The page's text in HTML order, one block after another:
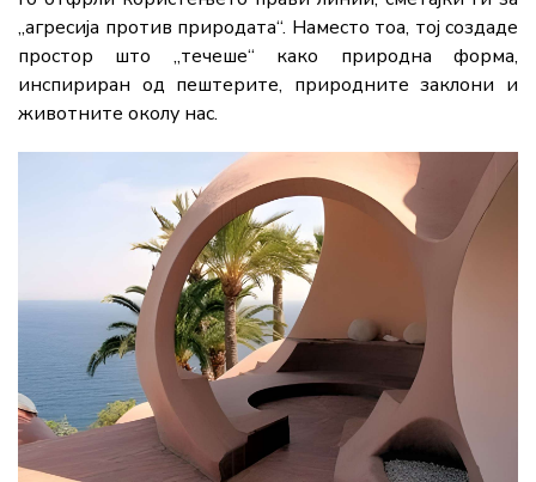
„агресија против природата“. Наместо тоа, тој создаде
простор што „течеше“ како природна форма,
инспириран од пештерите, природните заклони и
животните околу нас.